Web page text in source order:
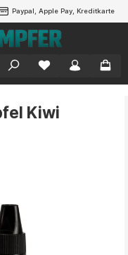
Paypal, Apple Pay, Kreditkarte
Kiwi